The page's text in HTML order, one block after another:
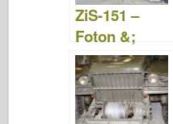
ZiS-151 –
Foton &;
Video